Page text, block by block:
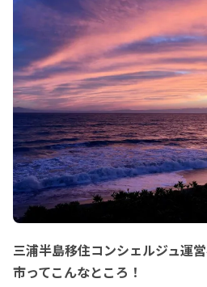
三浦半島移住コンシェルジュ運
市ってこんなところ！